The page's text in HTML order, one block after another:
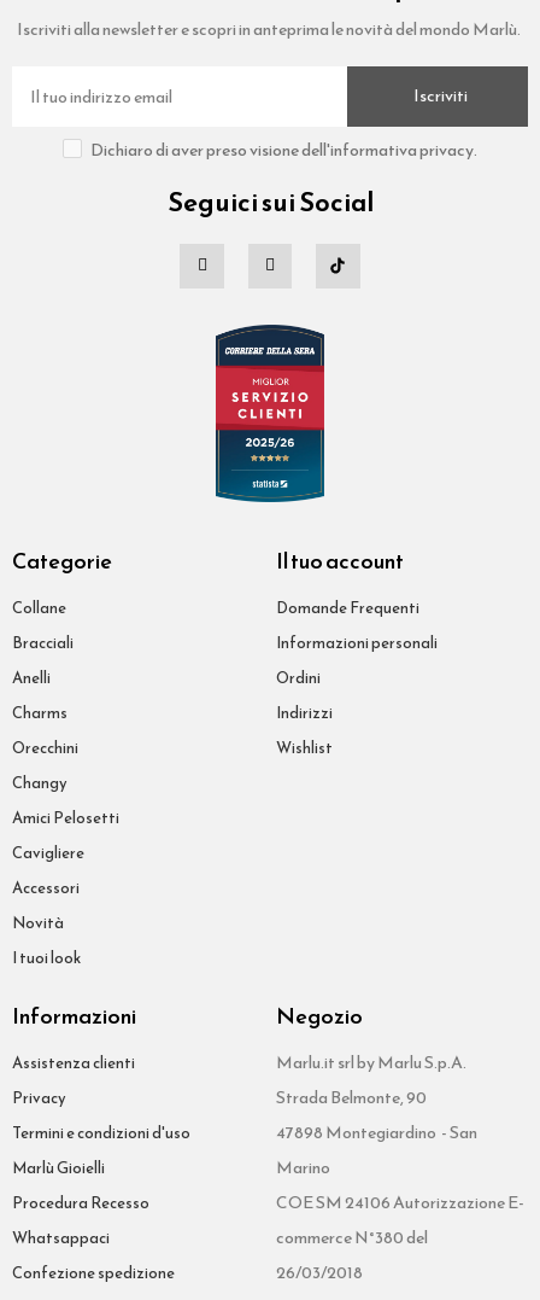
Iscriviti alla newsletter e scopri in anteprima le novità del mondo Marlù.
Iscriviti
Dichiaro di aver preso visione dell'informativa privacy.
Seguici sui Social
Categorie
Collane
Bracciali
Anelli
Charms
Orecchini
Changy
Amici Pelosetti
Cavigliere
Accessori
Novità
I tuoi look
Il tuo account
Domande Frequenti
Informazioni personali
Ordini
Indirizzi
Wishlist
Informazioni
Assistenza clienti
Privacy
Termini e condizioni d'uso
Marlù Gioielli
Procedura Recesso
Whatsappaci
Confezione spedizione
Negozio
Marlu.it srl by Marlu S.p.A.
Strada Belmonte, 90
47898 Montegiardino - San
Marino
COE SM 24106 Autorizzazione E-
commerce N°380 del
26/03/2018